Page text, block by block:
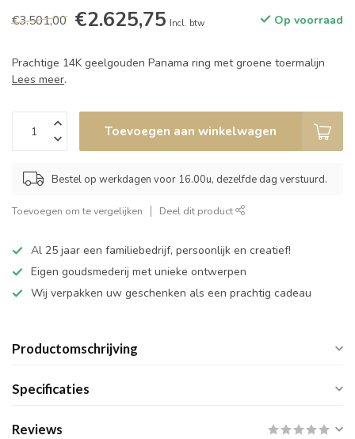
€3.501,00 €2.625,75 Incl. btw Op voorraad
Prachtige 14K geelgouden Panama ring met groene toermalijn
Lees meer.
Toevoegen aan winkelwagen
Bestel op werkdagen voor 16.00u, dezelfde dag verstuurd.
Toevoegen om te vergelijken Deel dit product
Al 25 jaar een familiebedrijf, persoonlijk en creatief!
Eigen goudsmederij met unieke ontwerpen
Wij verpakken uw geschenken als een prachtig cadeau
Productomschrijving
Specificaties
Reviews